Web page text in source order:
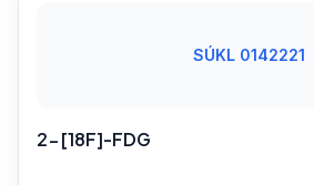
SÚKL 0142221
2-[18F]-FDG